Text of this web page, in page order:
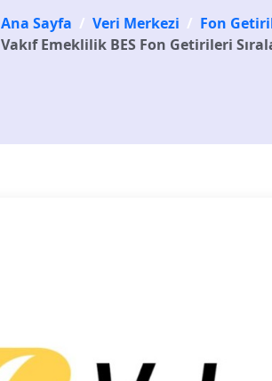
Ana Sayfa / Veri Merkezi / Fon
Vakıf Emeklilik BES Fon Getirileri